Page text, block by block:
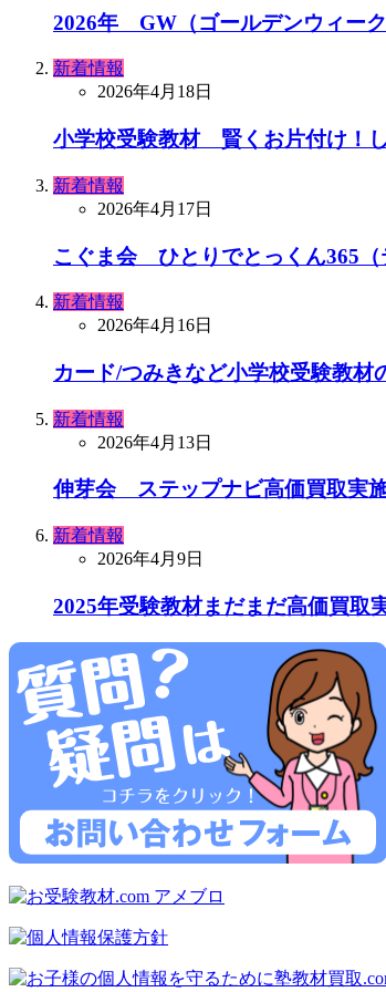
2026年 GW（ゴールデンウィー
新着情報
2026年4月18日
小学校受験教材 賢くお片付け！
新着情報
2026年4月17日
こぐま会 ひとりでとっくん365
新着情報
2026年4月16日
カード/つみきなど小学校受験教材
新着情報
2026年4月13日
伸芽会 ステップナビ高価買取実
新着情報
2026年4月9日
2025年受験教材まだまだ高価買